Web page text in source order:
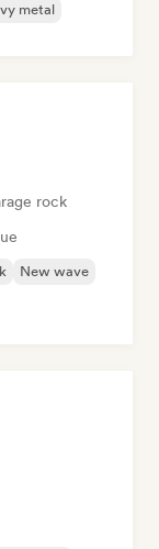
metal
rock
New wave